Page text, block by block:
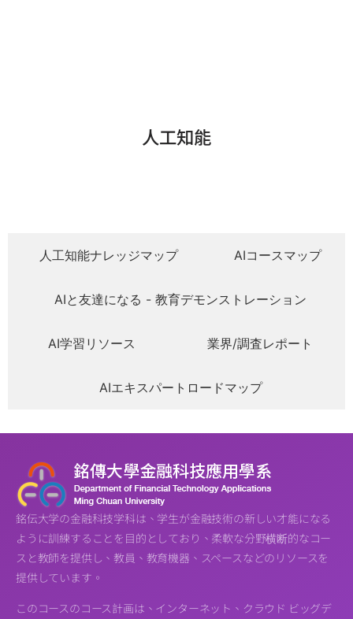
人工知能
人工知能ナレッジマップ AIコースマップ
AIと友達になる - 教育デモンストレーション
AI学習リソース 業界/調査レポート
AIエキスパートロードマップ
銘伝大学の金融科技学科は、学生が金融技術の新しい才能になる
ように訓練することを目的としており、柔軟な分野横断的なコー
スと教師を提供し、教員、教育機器、スペースなどのリソースを
提供しています。
このコースのコース計画は、インターネット、クラウド ビッグデ